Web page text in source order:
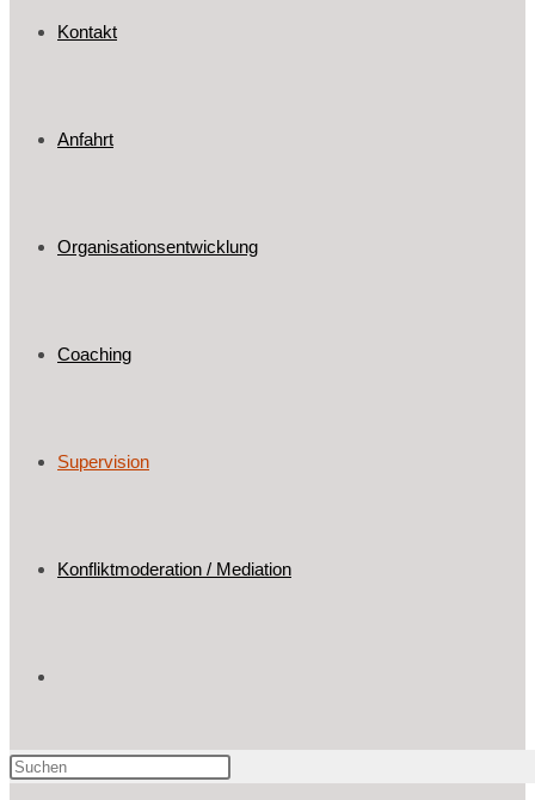
Kontakt
Anfahrt
Organisationsentwicklung
Coaching
Supervision
Konfliktmoderation / Mediation